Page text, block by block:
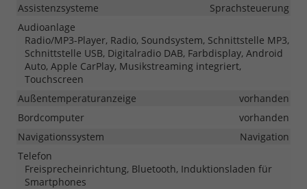
Assistenzsysteme
Sprachsteuerung
Audioanlage
Radio/MP3-Player, Radio, Soundsystem, Schnittstelle MP3,
Schnittstelle USB, Digitalradio DAB, Farbdisplay, Android
Auto, Apple CarPlay, Musikstreaming integriert,
Touchscreen
Außentemperaturanzeige
vorhanden
Bordcomputer
vorhanden
Navigationssystem
Navigation
Telefon
Freisprecheinrichtung, Bluetooth, Induktionsladen für
Smartphones